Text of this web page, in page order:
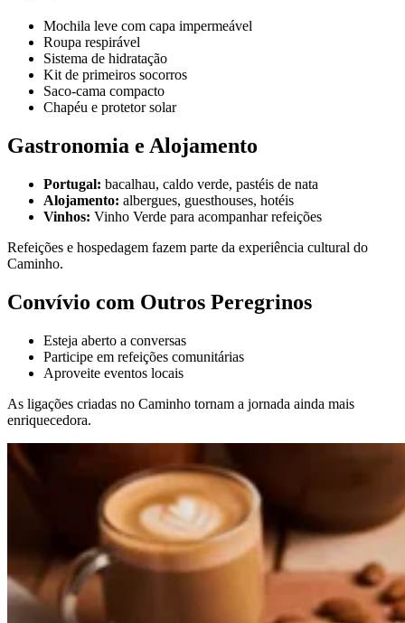
Costa Prata - Rota Atlântica Portuguesa - Top Bike Tours
Mochila leve com capa impermeável
Roupa respirável
Sistema de hidratação
Kit de primeiros socorros
Saco-cama compacto
Chapéu e protetor solar
Gastronomia e Alojamento
Portugal: bacalhau, caldo verde, pastéis de nata
Alojamento: albergues, guesthouses, hotéis
Vinhos: Vinho Verde para acompanhar refeições
Refeições e hospedagem fazem parte da experiência cultural do
Caminho.
Convívio com Outros Peregrinos
Esteja aberto a conversas
Participe em refeições comunitárias
Aproveite eventos locais
As ligações criadas no Caminho tornam a jornada ainda mais
enriquecedora.